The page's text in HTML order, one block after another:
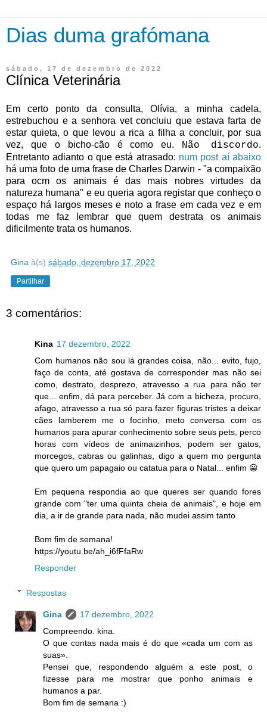
Dias duma grafómana
sábado, 17 de dezembro de 2022
Clínica Veterinária
Em certo ponto da consulta, Olívia, a minha cadela,
estrebuchou e a senhora vet concluiu que estava farta de
estar quieta, o que levou a rica a filha a concluir, por sua
vez, que o bicho-cão é como eu. Não discordo.
Entretanto adianto o que está atrasado: num post aí abaixo
há uma foto de uma frase de Charles Darwin - "a compaixão
para ocm os animais é das mais nobres virtudes da
natureza humana" e eu queria agora registar que conheço o
espaço há largos meses e noto a frase em cada vez e em
todas me faz lembrar que quem destrata os animais
dificilmente trata os humanos.
Gina à(s) sábado, dezembro 17, 2022
Partilhar
3 comentários:
Kina 17 dezembro, 2022
Com humanos não sou lá grandes coisa, não... evito, fujo,
faço de conta, até gostava de corresponder mas não sei
como, destrato, desprezo, atravesso a rua para não ter
que... enfim, dá para perceber. Já com a bicheza, procuro,
afago, atravesso a rua só para fazer figuras tristes a deixar
cães lamberem me o focinho, meto conversa com os
humanos para apurar conhecimento sobre seus pets, perco
horas com vídeos de animaizinhos, podem ser gatos,
morcegos, cabras ou galinhas, digo a quem mo pergunta
que quero um papagaio ou catatua para o Natal... enfim 😀
Em pequena respondia ao que queres ser quando fores
grande com "ter uma quinta cheia de animais", e hoje em
dia, a ir de grande para nada, não mudei assim tanto.
Bom fim de semana!
https://youtu.be/ah_i6fFfaRw
Responder
Respostas
Gina
17 dezembro, 2022
Compreendo. kina.
O que contas nada mais é do que «cada um com as
suas».
Pensei que, respondendo alguém a este post, o
fizesse para me mostrar que ponho animais e
humanos a par.
Bom fim de semana :)